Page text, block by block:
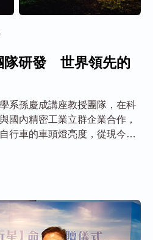
隊研發 世界領先的
系孫慶成講座教授團隊，在科
國內精密工業立群企業合作，
行車的車頭燈亮度，從現今的
合一，使台灣設計與製造再次